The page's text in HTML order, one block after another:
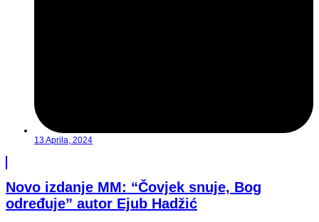
13 Aprila, 2024
Novo izdanje MM: “Čovjek snuje, Bog
određuje” autor Ejub Hadžić